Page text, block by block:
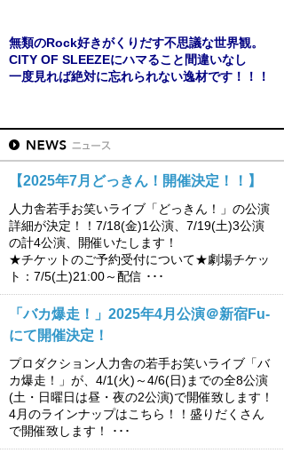
無類のRock好きがくりだす不思議な世界観。
CITY OF SLEEZEにハマること間違いなし
一度見れば絶対に忘れられない逸材です！！！
【2025年7月どっきん！開催決定！！】
人力舎若手お笑いライブ「どっきん！」の公演
詳細が決定！！7/18(金)1公演、7/19(土)3公演
の計4公演、開催いたします！
★チケットのご予約受付について★劇場チケッ
ト：7/5(土)21:00～配信 ･･･
「バカ爆走！」2025年4月公演＠新宿Fu-
にて開催決定！
プロダクション人力舎の若手お笑いライブ「バ
カ爆走！」が、4/1(火)～4/6(日)までの全8公演
(土・日曜日は昼・夜の2公演)で開催致します！
4月のラインナップはこちら！！盛りだくさん
で開催致します！ ･･･